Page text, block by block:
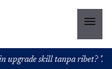
menu
skill tanpa ribet?